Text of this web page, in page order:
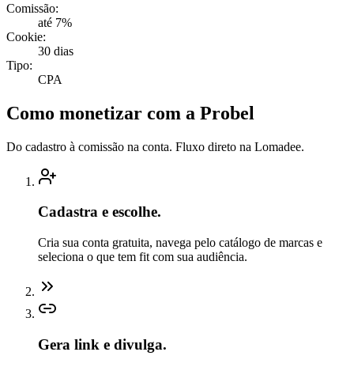
Comissão:
até 7%
Cookie:
30 dias
Tipo:
CPA
Como monetizar com a Probel
Do cadastro à comissão na conta. Fluxo direto na Lomadee.
Cadastra e escolhe.
Cria sua conta gratuita, navega pelo catálogo de marcas e
seleciona o que tem fit com sua audiência.
Gera link e divulga.